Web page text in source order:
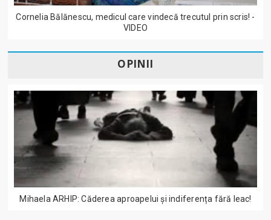
Cornelia Bălănescu, medicul care vindecă trecutul prin scris! -
VIDEO
OPINII
Mihaela ARHIP: Căderea aproapelui și indiferența fără leac!